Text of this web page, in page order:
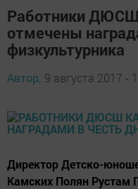
Работники
отмечены
физкультурника
Автор, 9 августа 2017 -
Директор Детско-
Камских Полян Рустам